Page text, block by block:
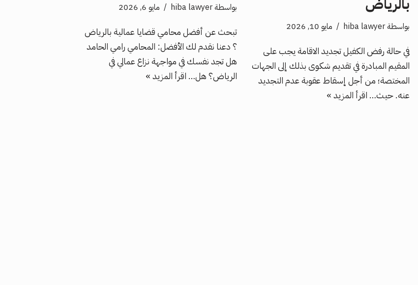
بالرياض
بواسطةhiba lawyer مايو 10, 2026
في حالة رفض الكفيل تجديد الاقامة يجب على
المقيم المبادرة في تقديم شكوى بذلك إلى الجهات
المختصة؛ من أجل إسقاط عقوبة عدم التجديد
عنه. حيث… اقرأ المزيد »
بواسطةhiba lawyer مايو 6, 2026
تبحث عن أفضل محامي قضايا عمالية بالرياض
؟ دعنا نقدم لك الأفضل: المحامي رامي الحامد
هل تجد نفسك في مواجهة نزاع عمالي في
الرياض؟ هل… اقرأ المزيد »